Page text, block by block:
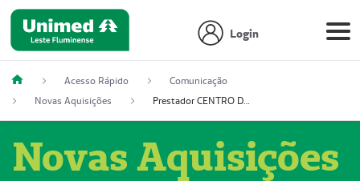
Login
Acesso Rápido
Comunicação
Novas Aquisições
Prestador CENTRO DE ONCOLOGIA
Novas Aquisições